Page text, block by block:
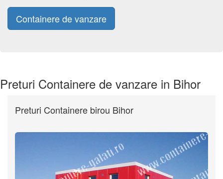
Containere de vanzare
Preturi Containere de vanzare in Bihor
Preturi Containere birou Bihor